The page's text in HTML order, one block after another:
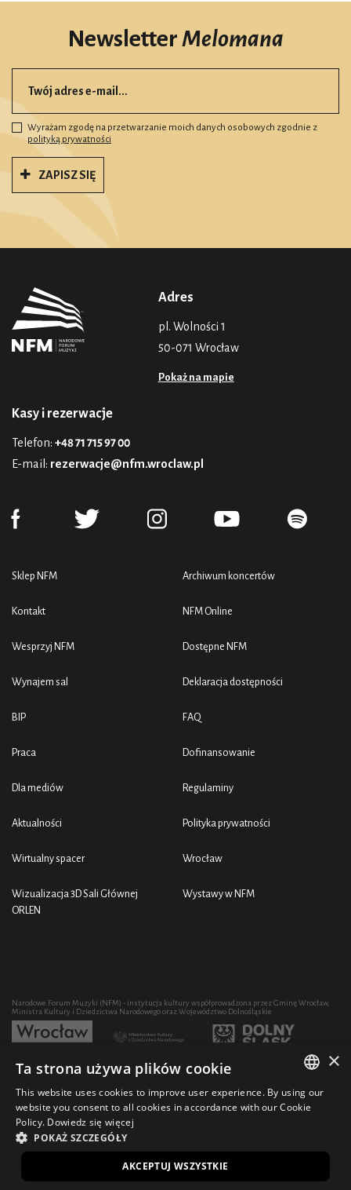
NewsletterMelomana
Wyrażam zgodę na przetwarzanie moich danych osobowych zgodnie z
polityką prywatności
ZAPISZ SIĘ
Adres
pl. Wolności 1
50-071 Wrocław
Pokaż na mapie
Kasy i rezerwacje
Telefon: +48 71 715 97 00
E-mail: rezerwacje@nfm.wroclaw.pl
Sklep NFM
Kontakt
Wesprzyj NFM
Wynajem sal
BIP
Praca
Dla mediów
Aktualności
Wirtualny spacer
Wizualizacja 3D Sali Głównej
ORLEN
Archiwum koncertów
NFM Online
Dostępne NFM
Deklaracja dostępności
FAQ
Dofinansowanie
Regulaminy
Polityka prywatności
Wrocław
Wystawy w NFM
Narodowe Forum Muzyki (NFM) - instytucja kultury współprowadzona przez Gminę Wrocław,
Ministra Kultury i Dziedzictwa Narodowego oraz Województwo Dolnośląskie
Rozwój działalności artystycznej i edukacyjnej NFM poprzez zakup sprzętu współfinansowany
© 2021 Narodowe Forum Muzyki Design Ficturo
POLISH
×
Ta strona używa plików cookie
This website uses cookies to improve user experience. By using our
website you consent to all cookies in accordance with our Cookie
Policy. Dowiedz się więcej
POKAŻ SZCZEGÓŁY
AKCEPTUJ WSZYSTKIE